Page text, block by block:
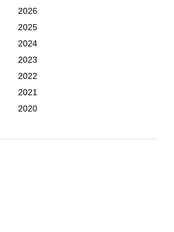
2026
2025
2024
2023
2022
2021
2020